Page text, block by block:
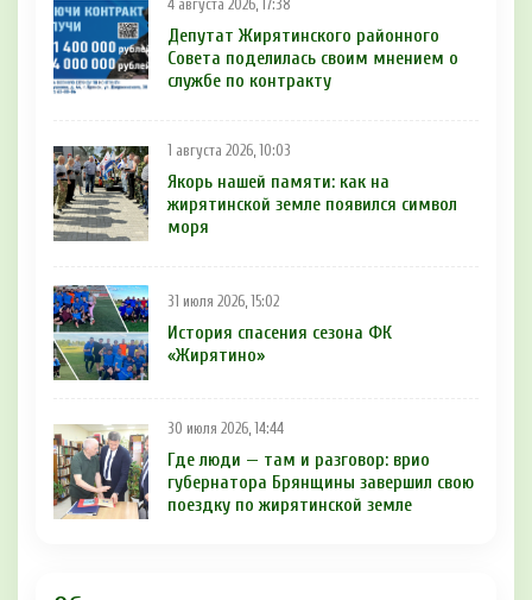
4 августа 2026, 17:38
Депутат Жирятинского районного
Совета поделилась своим мнением о
службе по контракту
1 августа 2026, 10:03
Якорь нашей памяти: как на
жирятинской земле появился символ
моря
31 июля 2026, 15:02
История спасения сезона ФК
«Жирятино»
30 июля 2026, 14:44
Где люди — там и разговор: врио
губернатора Брянщины завершил свою
поездку по жирятинской земле